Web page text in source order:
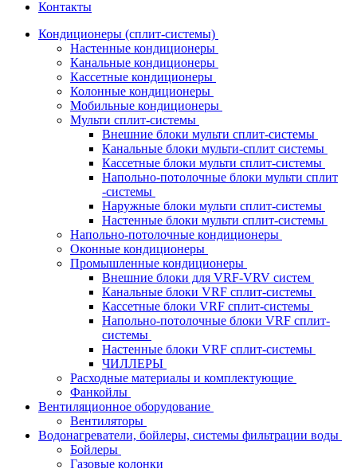
Контакты
Кондиционеры (сплит-системы)
Настенные кондиционеры
Канальные кондиционеры
Кассетные кондиционеры
Колонные кондиционеры
Мобильные кондиционеры
Мульти сплит-системы
Внешние блоки мульти сплит-системы
Канальные блоки мульти-сплит системы
Кассетные блоки мульти сплит-системы
Напольно-потолочные блоки мульти сплит
-системы
Наружные блоки мульти сплит-системы
Настенные блоки мульти сплит-системы
Напольно-потолочные кондиционеры
Оконные кондиционеры
Промышленные кондиционеры
Внешние блоки для VRF-VRV систем
Канальные блоки VRF сплит-системы
Кассетные блоки VRF сплит-системы
Напольно-потолочные блоки VRF сплит-
системы
Настенные блоки VRF сплит-системы
ЧИЛЛЕРЫ
Расходные материалы и комплектующие
Фанкойлы
Вентиляционное оборудование
Вентиляторы
Водонагреватели, бойлеры, системы фильтрации воды
Бойлеры
Газовые колонки